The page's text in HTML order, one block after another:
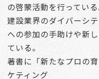
の啓蒙活動を行ってい
建設業界のダイバーシ
への参加の手助けや新
ている。
著書に「新たなプロの
ケティング